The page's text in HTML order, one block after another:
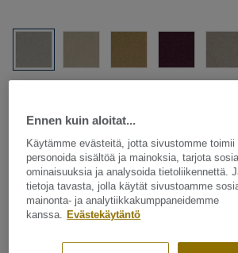
Tekstiililattia – rullatavara|Tekstiililattia –
Palatino - Palatino
Ennen kuin aloitat...
Käytämme evästeitä, jotta sivustomme
personoida sisältöä ja mainoksia, tarjota
ominaisuuksia ja analysoida tietoliikennettä.
tietoja tavasta, jolla käytät sivustoamme
mainonta- ja analytiikkakumppaneidemme
kanssa. Evästekäytäntö